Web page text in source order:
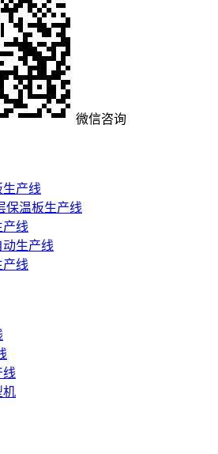
微信咨询
产线
保温板生产线
产线
生产线
产线
线
机